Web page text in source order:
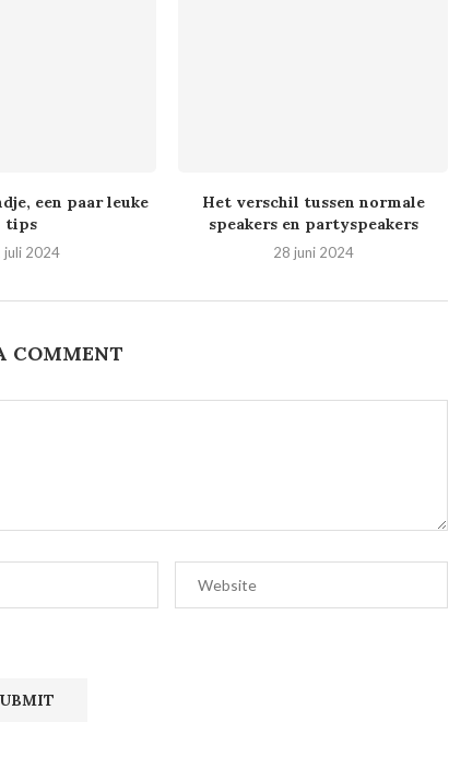
een paar leuke
tips
juli 2024
Het verschil tussen normale
speakers en partyspeakers
28 juni 2024
COMMENT